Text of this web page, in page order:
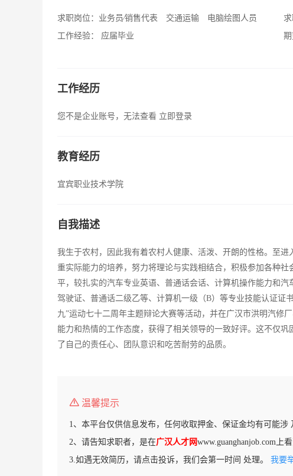
求职岗位： 业务员∕销售代表 交通运输 电脑绘图人员
工作经验：
应届毕业
求
期
工作经历
您不是企业账号，无法查看 立即登录
教育经历
宜宾职业技术学院
自我描述
我生于农村，因此我有着农村人健康、活泼、开朗的性格。至
重实际能力的培养，努力将理论与实践相结合，积极参加各种
平，较扎实的汽车专业英语、普通话会话、计算机操作能力和
驾驶证、普通话二级乙等、计算机一级（B）等专业技能认证证
九”运动七十二周年主题辩论大赛等活动，并在广汉市洪明汽修
能力和热情的工作态度，获得了相关领导的一致好评。这不仅
了自己的责任心、团队意识和吃苦耐劳的品质。
温馨提示
1、本平台仅供信息发布，任何收取押金、保证金均有可能涉
2、请告知求职者，是在广汉人才网www.guanghanjob.com上
3.如遇无效简历，请点击投诉，我们会第一时间 处理。 我要